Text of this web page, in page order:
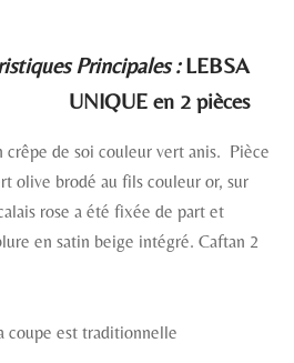
Principales :LEBSA
UNIQUE en 2 pièces
crêpe de soi couleur vert anis. Pièce
olive brodé au fils couleur or, sur
rose a été fixée de part et
en satin beige intégré. Caftan 2
coupe est traditionnelle